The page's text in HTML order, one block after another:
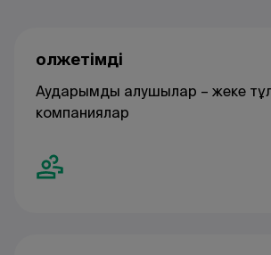
Қолжетімді
Аударымды алушылар – жеке
компаниялар